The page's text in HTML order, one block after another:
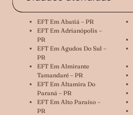
EFT Em Abatiá – PR
EFT Em Adrianópolis –
PR
EFT Em Agudos Do Sul –
PR
EFT Em Almirante
Tamandaré – PR
EFT Em Altamira Do
Paraná – PR
EFT Em Alto Paraíso –
PR